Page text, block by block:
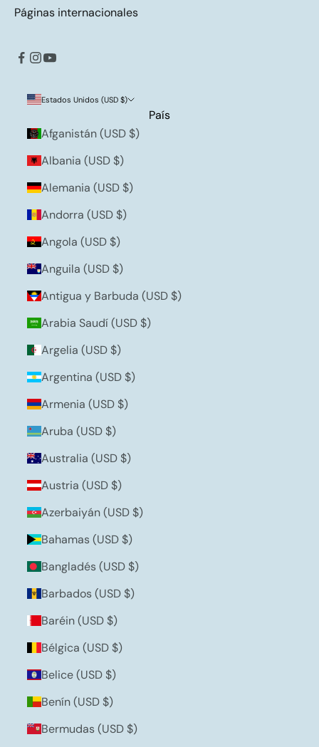
Páginas internacionales
Estados Unidos (USD $)
País
Afganistán (USD $)
Albania (USD $)
Alemania (USD $)
Andorra (USD $)
Angola (USD $)
Anguila (USD $)
Antigua y Barbuda (USD $)
Arabia Saudí (USD $)
Argelia (USD $)
Argentina (USD $)
Armenia (USD $)
Aruba (USD $)
Australia (USD $)
Austria (USD $)
Azerbaiyán (USD $)
Bahamas (USD $)
Bangladés (USD $)
Barbados (USD $)
Baréin (USD $)
Bélgica (USD $)
Belice (USD $)
Benín (USD $)
Bermudas (USD $)